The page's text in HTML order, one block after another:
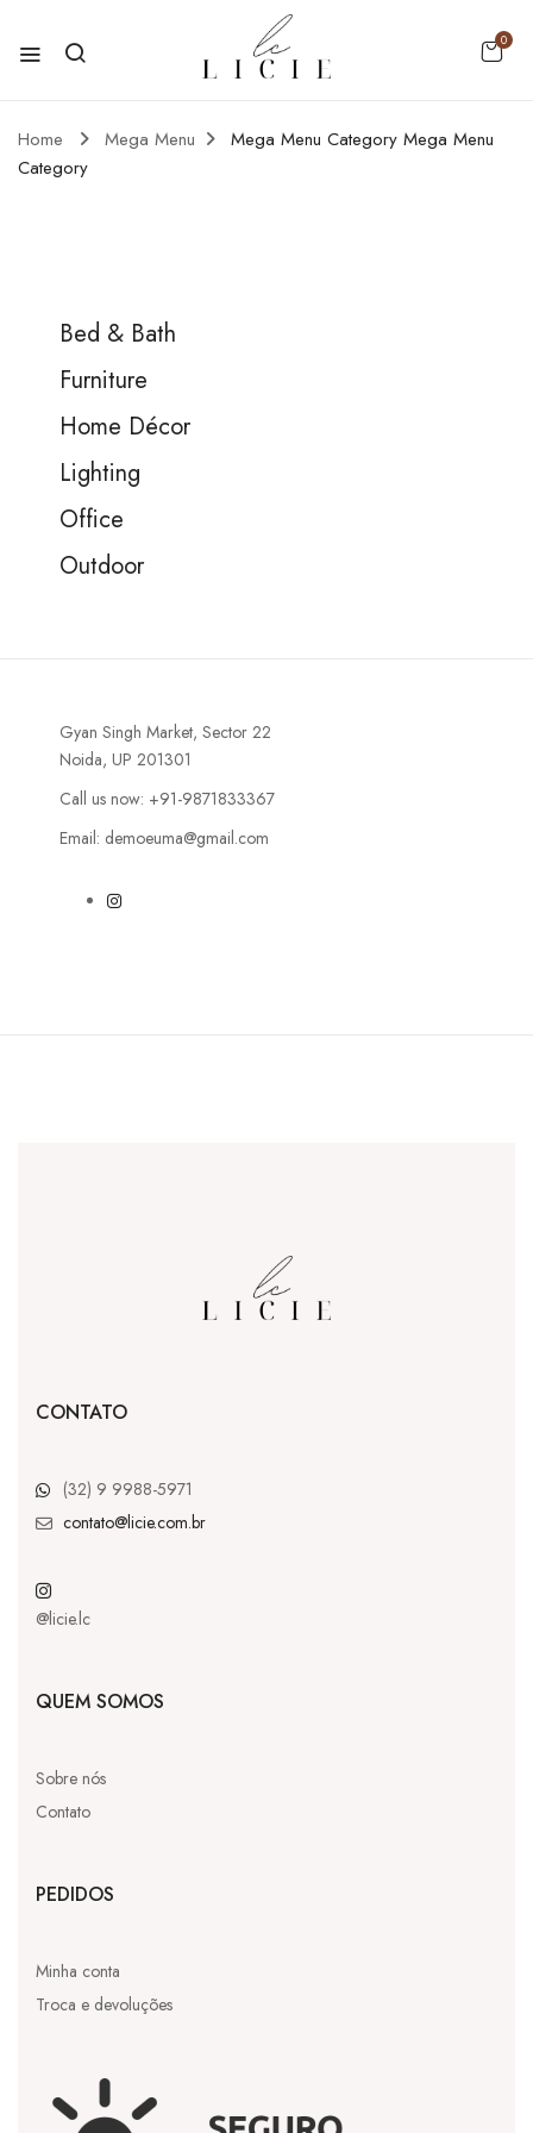
0
Home Mega Menu Mega Menu Category Mega Menu
Category
Bed & Bath
Furniture
Home Décor
Lighting
Office
Outdoor
Gyan Singh Market, Sector 22
Noida, UP 201301
Call us now: +91-9871833367
Email: demoeuma@gmail.com
CONTATO
(32) 9 9988-5971
contato@licie.com.br
@licie.lc
QUEM SOMOS
Sobre nós
Contato
PEDIDOS
Minha conta
Troca e devoluções